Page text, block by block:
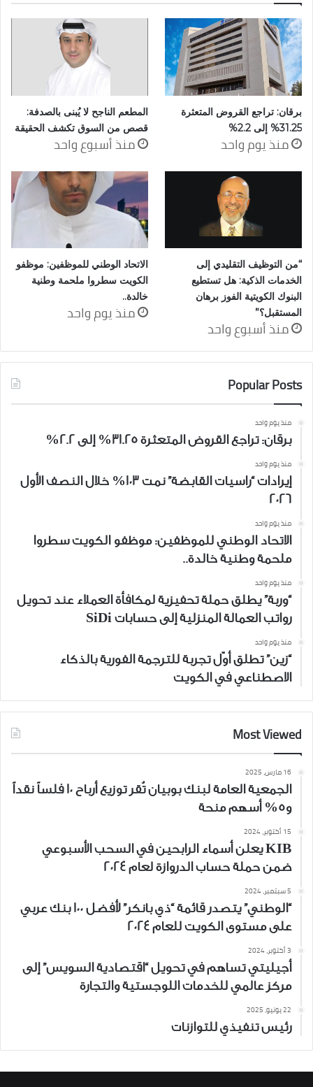
برقان: تراجع القروض المتعثرة
31.25% إلى 2.2%
منذ يوم واحد
المطعم الناجح لا يُبنى بالصدفة:
قصص من السوق تكشف الحقيقة
منذ أسبوع واحد
“من التوظيف التقليدي إلى
الخدمات الذكية: هل تستطيع
البنوك الكويتية الفوز برهان
المستقبل؟”
منذ أسبوع واحد
الاتحاد الوطني للموظفين: موظفو
الكويت سطروا ملحمة وطنية
خالدة..
منذ يوم واحد
Popular Posts
منذ يوم واحد
برقان: تراجع القروض المتعثرة 31.25% إلى 2.2%
منذ يوم واحد
إيرادات “راسيات القابضة” نمت 103% خلال النصف الأول
2026
منذ يوم واحد
الاتحاد الوطني للموظفين: موظفو الكويت سطروا
ملحمة وطنية خالدة..
منذ يوم واحد
“وربة” يطلق حملة تحفيزية لمكافأة العملاء عند تحويل
رواتب العمالة المنزلية إلى حسابات SiDi
منذ يوم واحد
“زين” تطلق أوّل تجربة للترجمة الفورية بالذكاء
الاصطناعي في الكويت
Most Viewed
16 مارس، 2025
الجمعية العامة لبنك بوبيان تُقر توزيع أرباح 10 فلساً نقداً
و5% أسهم منحة
15 أكتوبر، 2024
KIB يعلن أسماء الرابحين في السحب الأسبوعي
ضمن حملة حساب الدروازة لعام 2024
5 سبتمبر، 2024
“الوطني” يتصدر قائمة “ذي بانكر” لأفضل 100 بنك عربي
على مستوى الكويت للعام 2024
3 أكتوبر، 2024
أجيليتي تساهم في تحويل “اقتصادية السويس” إلى
مركز عالمي للخدمات اللوجستية والتجارة
22 يونيو، 2025
رئيس تنفيذي للتوازنات